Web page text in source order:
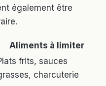
également être
Aliments à limiter
frits, sauces
charcuterie